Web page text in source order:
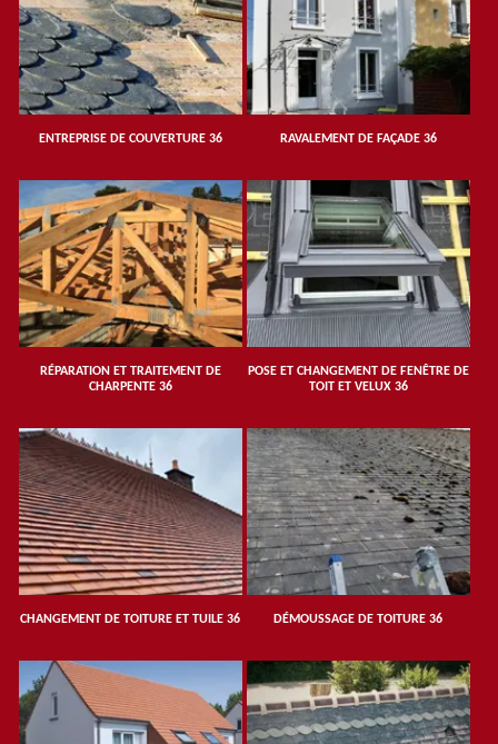
ENTREPRISE DE COUVERTURE 36 RAVALEMENT DE FAÇADE 36
RÉPARATION ET TRAITEMENT DE
CHARPENTE 36
POSE ET CHANGEMENT DE FENÊTRE DE
TOIT ET VELUX 36
CHANGEMENT DE TOITURE ET TUILE 36 DÉMOUSSAGE DE TOITURE 36